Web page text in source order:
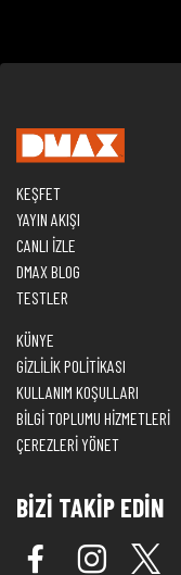
KEŞFET
YAYIN AKIŞI
CANLI İZLE
DMAX BLOG
TESTLER
KÜNYE
GİZLİLİK POLİTİKASI
KULLANIM KOŞULLARI
BİLGİ TOPLUMU HİZMETLERİ
ÇEREZLERİ YÖNET
BİZİ TAKİP EDİN